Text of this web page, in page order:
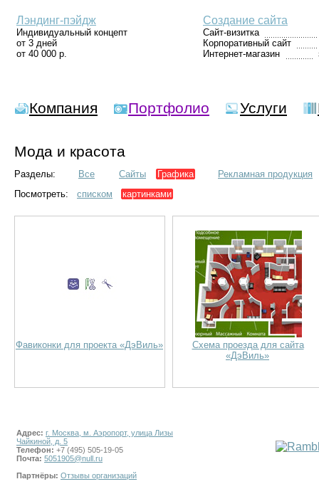
Лэндинг-пэйдж
Индивидуальный концепт
от 3 дней
от 40 000 р.
Создание сайта
Сайт-визитка
Корпоративный сайт
Интернет-магазин
Компания Портфолио Услуги
Мода и красота
Разделы: Все Сайты Графика
Рекламная продукция
Посмотреть: списком картинками
Фавиконки для проекта «ДэВиль»
Схема проезда для сайта
«ДэВиль»
Адрес: г. Москва, м. Аэропорт, улица Лизы
Чайкиной, д. 5
Телефон: +7 (495) 505-19-05
Почта: 5051905@null.ru
Партнёры: Отзывы организаций